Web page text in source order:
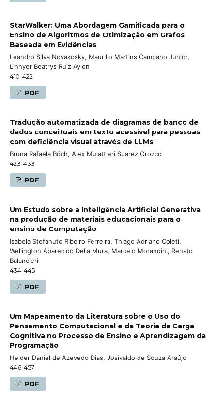
StarWalker: Uma Abordagem Gamificada para o
Ensino de Algoritmos de Otimização em Grafos
Baseada em Evidências
Leandro Silva Novakosky, Maurilio Martins Campano Junior,
Linnyer Beatrys Ruiz Aylon
410-422
PDF
Tradução automatizada de diagramas de banco de
dados conceituais em texto acessível para pessoas
com deficiência visual através de LLMs
Bruna Rafaela Böch, Alex Mulattieri Suarez Orozco
423-433
PDF
Um Estudo sobre a Inteligência Artificial Generativa
na produção de materiais educacionais para o
ensino de Computação
Isabela Stefanuto Ribeiro Ferreira, Thiago Adriano Coleti,
Wellington Aparecido Della Mura, Marcelo Morandini, Renato
Balancieri
434-445
PDF
Um Mapeamento da Literatura sobre o Uso do
Pensamento Computacional e da Teoria da Carga
Cognitiva no Processo de Ensino e Aprendizagem da
Programação
Helder Daniel de Azevedo Dias, Josivaldo de Souza Araújo
446-457
PDF